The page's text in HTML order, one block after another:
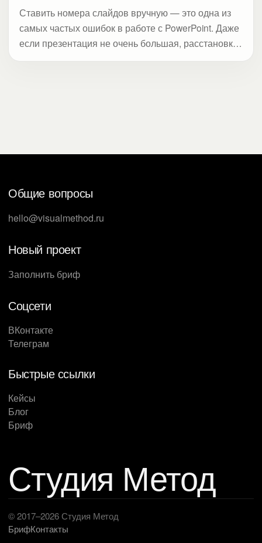
Ставить номера слайдов вручную — это одна из
самых частых ошибок в работе с PowerPoint. Даже
если презентация не очень большая, расстановка
Общие вопросы
hello@visualmethod.ru
Новый проект
Заполнить бриф
Соцсети
ВКонтакте
Телеграм
Быстрые ссылки
Кейсы
Блог
Бриф
Студия Метод
© 2017–2026 Студия Метод
БрифКонтакты